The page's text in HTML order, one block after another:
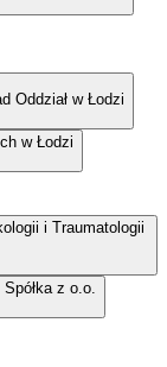
Oddział w Łodzi
w Łodzi
i Traumatologii
z o.o.